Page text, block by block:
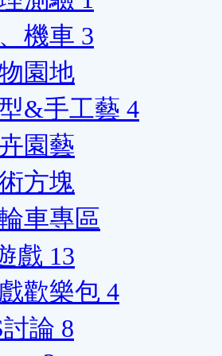
機車 3
園地
&手工藝 4
園藝
方塊
車專區
戲 13
歡樂包 4
討論 8